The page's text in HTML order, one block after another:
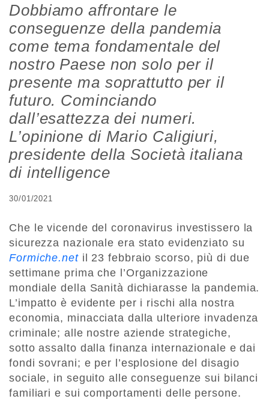
Dobbiamo affrontare le
conseguenze della pandemia
come tema fondamentale del
nostro Paese non solo per il
presente ma soprattutto per il
futuro. Cominciando
dall’esattezza dei numeri.
L’opinione di Mario Caligiuri,
presidente della Società italiana
di intelligence
30/01/2021
Che le vicende del coronavirus investissero la
sicurezza nazionale era stato evidenziato su
Formiche.netil 23 febbraio scorso, più di due
settimane prima che l’Organizzazione
mondiale della Sanità dichiarasse la pandemia.
L’impatto è evidente per i rischi alla nostra
economia, minacciata dalla ulteriore invadenza
criminale; alle nostre aziende strategiche,
sotto assalto dalla finanza internazionale e dai
fondi sovrani; e per l’esplosione del disagio
sociale, in seguito alle conseguenze sui bilanci
familiari e sui comportamenti delle persone.